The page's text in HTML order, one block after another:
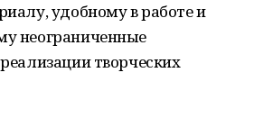
удобному в работе и
неограниченные
творческих